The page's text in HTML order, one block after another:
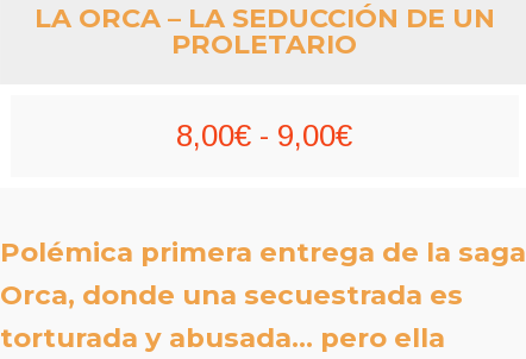
LA ORCA – LA SEDUCCIÓN DE UN
PROLETARIO
8,00€ - 9,00€Rango
desde
8,00€
Polémica primera entrega de la saga
Orca, donde una secuestrada es
torturada y abusada… pero ella